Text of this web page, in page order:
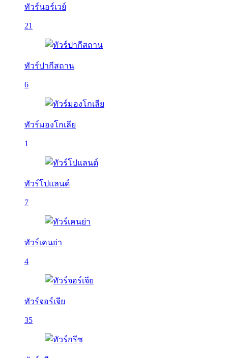
ทัวร์นอร์เวย์
21
ทัวร์ปากีสถาน
6
ทัวร์มองโกเลีย
1
ทัวร์โปแลนด์
7
ทัวร์เคนย่า
4
ทัวร์จอร์เจีย
35